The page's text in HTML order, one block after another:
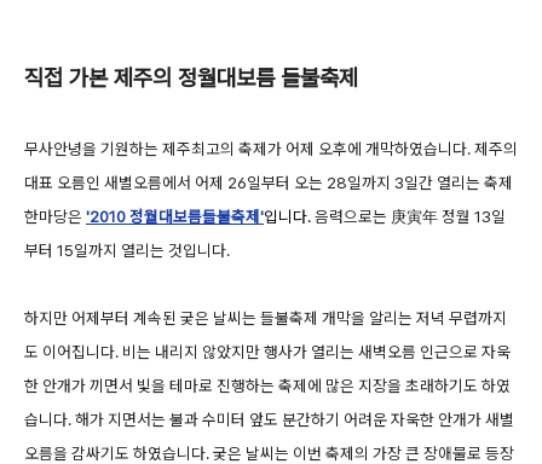
직접 가본 제주의 정월대보름 들불축제
무사안녕을 기원하는 제주최고의 축제가 어제 오후에 개막하였습니다. 제주의
대표 오름인 새별오름에서 어제 26일부터 오는 28일까지 3일간 열리는 축제
한마당은 '2010정월대보름들불축제'입니다.음력으로는 庚寅年 정월 13일
부터 15일까지 열리는 것입니다.
하지만 어제부터 계속된 궂은 날씨는 들불축제 개막을 알리는 저녁 무렵까지
도 이어집니다. 비는 내리지 않았지만 행사가 열리는 새벽오름 인근으로 자욱
한 안개가 끼면서 빛을 테마로 진행하는 축제에 많은 지장을 초래하기도 하였
습니다. 해가 지면서는 불과 수미터 앞도 분간하기 어려운 자욱한 안개가 새별
오름을 감싸기도 하였습니다. 궂은 날씨는 이번 축제의 가장 큰 장애물로 등장